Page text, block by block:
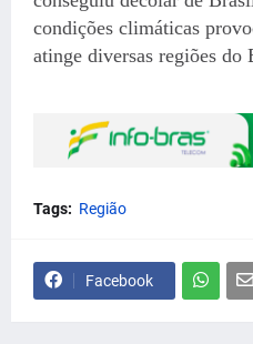
condições climáticas
atinge diversas regiões do
Tags: Região
Facebook